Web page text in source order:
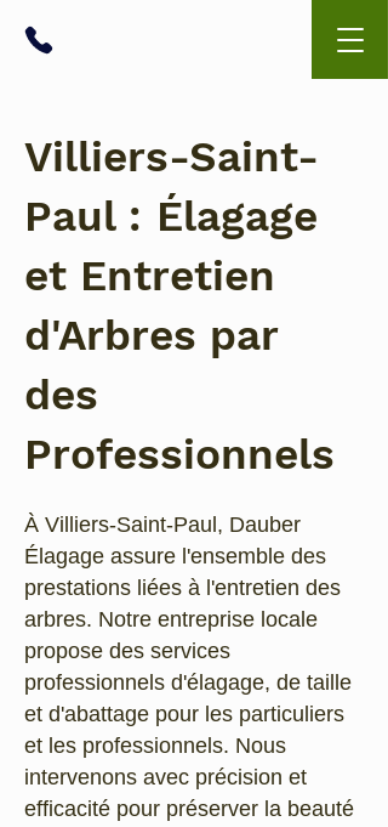
Villiers-Saint-
Paul : Élagage
et Entretien
d'Arbres par
des
Professionnels
À Villiers-Saint-Paul, Dauber
Élagage assure l'ensemble des
prestations liées à l'entretien des
arbres. Notre entreprise locale
propose des services
professionnels d'élagage, de taille
et d'abattage pour les particuliers
et les professionnels. Nous
intervenons avec précision et
efficacité pour préserver la beauté